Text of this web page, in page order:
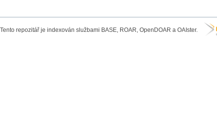
Tento repozitář je indexován službami BASE, ROAR, OpenDOAR a OAIster.